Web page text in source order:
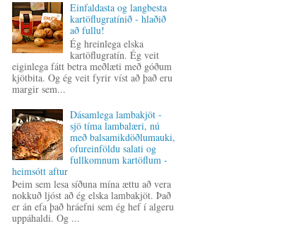
Einfaldasta og langbesta
kartöflugratínið - hlaðið
að fullu!
Ég hreinlega elska
kartöflugratín. Ég veit
eiginlega fátt betra meðlæti með góðum
kjötbita. Og ég veit fyrir víst að það eru
margir sem...
Dásamlega lambakjöt -
sjö tíma lambalæri, nú
með balsamikdöðlumauki,
ofureinföldu salati og
fullkomnum kartöflum -
heimsótt aftur
Þeim sem lesa síðuna mína ættu að vera
nokkuð ljóst að ég elska lambakjöt. Það
er án efa það hráefni sem ég hef í algeru
uppáhaldi. Og ...